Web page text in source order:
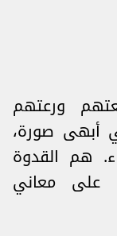
ورعتهم
أبهى صورة،
هم القدوة
على معاني